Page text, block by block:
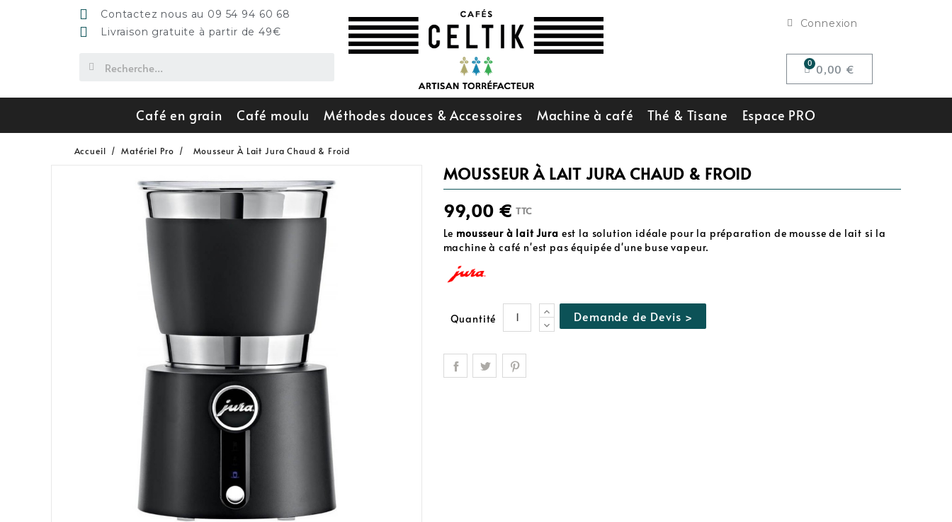
Contactez nous au 09 54 94 60 68
Livraison gratuite à partir de 49€
Connexion
0,00 €
Café en grain Café moulu Méthodes douces & Accessoires Machine à café Thé & Tisane Espace PRO
Accueil Matériel Pro Mousseur À Lait Jura Chaud & Froid
MOUSSEUR À LAIT JURA CHAUD & FROID
99,00 € TTC
Le mousseur à lait Jura est la solution idéale pour la préparation de mousse de lait si la
machine à café n'est pas équipée d'une buse vapeur.
Quantité Demande de Devis >